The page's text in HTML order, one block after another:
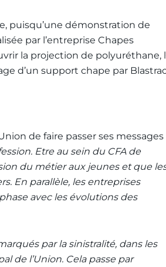
puisqu’une démonstration de
par l’entreprise Chapes
la projection de polyuréthane,
d’un support chape par
de faire passer ses messages
Etre au sein du CFA de
du métier aux jeunes et que
En parallèle, les entreprises
avec les évolutions des
par la sinistralité, dans les
de l’Union. Cela passe par